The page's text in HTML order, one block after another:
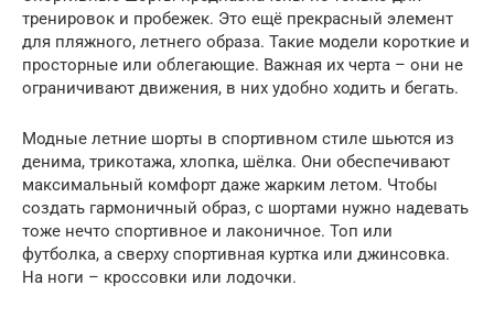
тренировок и пробежек. Это ещё прекрасный элемент
для пляжного, летнего образа. Такие модели короткие и
просторные или облегающие. Важная их черта – они не
ограничивают движения, в них удобно ходить и бегать.
Модные летние шорты в спортивном стиле шьются из
денима, трикотажа, хлопка, шёлка. Они обеспечивают
максимальный комфорт даже жарким летом. Чтобы
создать гармоничный образ, с шортами нужно надевать
тоже нечто спортивное и лаконичное. Топ или
футболка, а сверху спортивная куртка или джинсовка.
На ноги – кроссовки или лодочки.